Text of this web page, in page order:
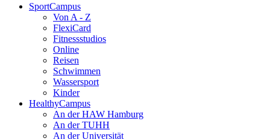
SportCampus
Von A - Z
FlexiCard
Fitnessstudios
Online
Reisen
Schwimmen
Wassersport
Kinder
HealthyCampus
An der HAW Hamburg
An der TUHH
An der Universität